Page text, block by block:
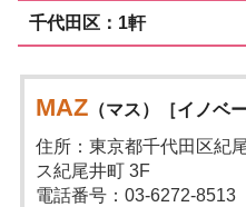
千代田区：1軒
MAZ （マス）［イノベ
住所：東京都千代田区紀
ス紀尾井町 3F
電話番号：03-6272-8513